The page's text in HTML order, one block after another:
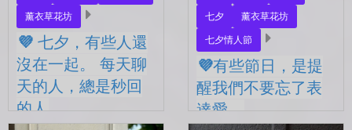
薰衣草花坊
💜 七夕，有些人還
沒在一起。 每天聊
天的人，總是秒回
的人
七夕
薰衣草花坊
七夕情人節
💜有些節日，是提
醒我們不要忘了表
達愛。